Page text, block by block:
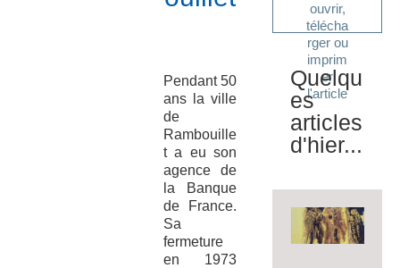
Pendant 50
ans la ville
de
Rambouille
t a eu son
agence de
la Banque
de France.
Sa
fermeture
en 1973
ouvrir,
télécha
rger ou
imprim
er
l'article
Quelqu
es
articles
d'hier...